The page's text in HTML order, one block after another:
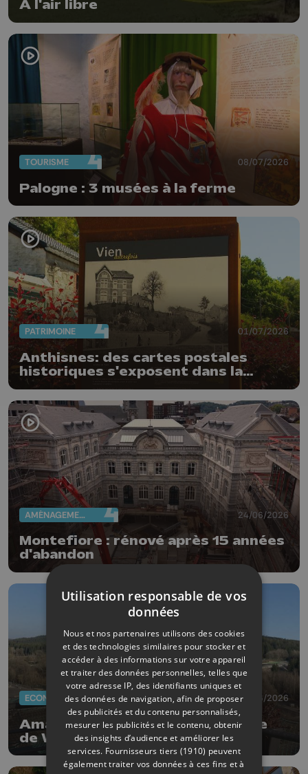
A l'air libre
TOURISME 08/07/2026
Palogne : 3 musées à la ferme
PATRIMOINE 01/07/2026
Anthisnes: des cartes postales
historiques s'exposent dans la
commune
AMÉNAGEMENT DU TERRITOIRE 24/06/2026
Montefiore : rénové après 15 années
d'abandon
ECONOMIE 11/06/2026
Amaury Bertholomé prend la tête
de Wallonie Entreprendre
Utilisation responsable de vos
données
Nous et nos partenaires utilisons des cookies
et des technologies similaires pour stocker et
accéder à des informations sur votre appareil
et traiter des données personnelles, telles que
votre adresse IP, des identifiants uniques et
des données de navigation, afin de proposer
des publicités et du contenu personnalisés,
mesurer les publicités et le contenu, obtenir
des insights d’audience et améliorer les
services. Fournisseurs tiers (1910) peuvent
également traiter vos données à ces fins et à